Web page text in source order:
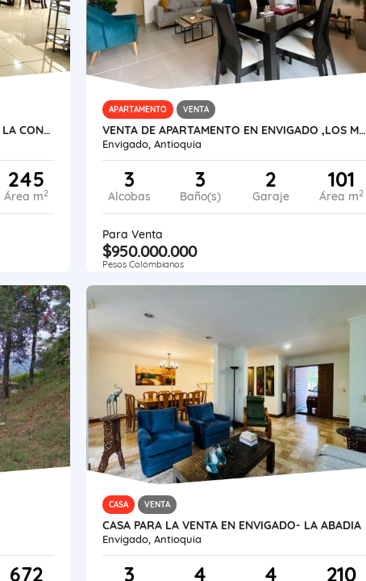
VENTA DE APARTAMENTO EN POBLADO LA CONCHA
245
Área m2
APARTAMENTO VENTA
VENTA DE APARTAMENTO EN ENVIGADO ,LOS MESA
Envigado, Antioquia
3
Alcobas
3
Baño(s)
2
Garaje
101
Área m2
Para Venta
$950.000.000
Pesos Colombianos
672
CASA VENTA
CASA PARA LA VENTA EN ENVIGADO- LA ABADIA
Envigado, Antioquia
3 4 4 210